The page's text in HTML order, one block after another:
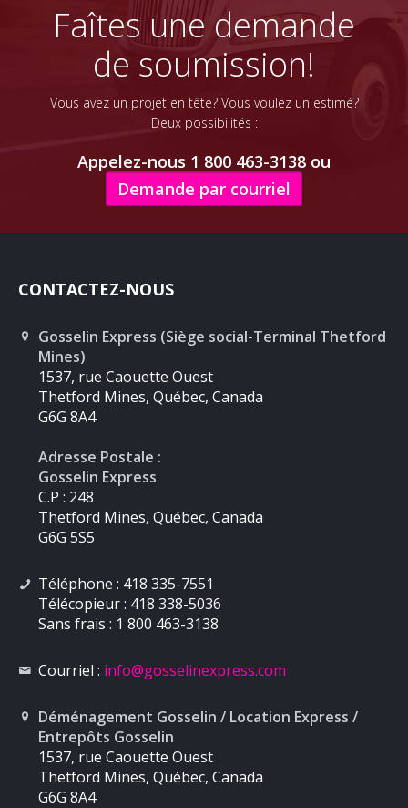
Faîtes une demande
de soumission!
Vous avez un projet en tête? Vous voulez un estimé?
Deux possibilités :
Appelez-nous 1 800 463-3138 ou
Demande par courriel
CONTACTEZ-NOUS
Gosselin Express (Siège social-Terminal Thetford
Mines)
1537, rue Caouette Ouest
Thetford Mines, Québec, Canada
G6G 8A4
Adresse Postale :
Gosselin Express
C.P : 248
Thetford Mines, Québec, Canada
G6G 5S5
Téléphone : 418 335-7551
Télécopieur : 418 338-5036
Sans frais : 1 800 463-3138
Courriel : info@gosselinexpress.com
Déménagement Gosselin / Location Express /
Entrepôts Gosselin
1537, rue Caouette Ouest
Thetford Mines, Québec, Canada
G6G 8A4